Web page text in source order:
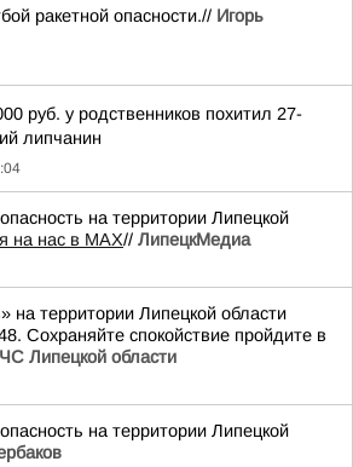
ракетной опасности.// Игорь
руб. у родственников похитил 27-
липчанин
на территории Липецкой
на нас в МАХ// ЛипецкМедиа
на территории Липецкой области
Сохраняйте спокойствие пройдите в
Липецкой области
на территории Липецкой